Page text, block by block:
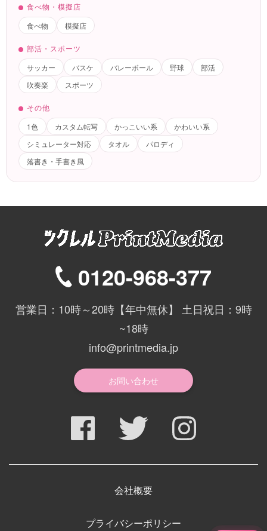
食べ物・模擬店
食べ物
模擬店
部活・スポーツ
サッカー
バスケ バレーボール 野球
部活
吹奏楽
スポーツ
その他
1色
カスタム転写 かっこいい系
かわいい系
シミュレーター対応
タオル
パロディ
落書き・手書き風
0120-968-377
営業日：10時～20時【年中無休】 土日祝日：9時
~18時
info@printmedia.jp
お問い合わせ
会社概要
プライバシーポリシー